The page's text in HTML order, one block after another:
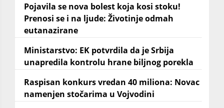
Pojavila se nova bolest koja kosi stoku!
Prenosi se i na ljude: Životinje odmah
eutanazirane
Ministarstvo: EK potvrdila da je Srbija
unapredila kontrolu hrane biljnog porekla
Raspisan konkurs vredan 40 miliona: Novac
namenjen stočarima u Vojvodini